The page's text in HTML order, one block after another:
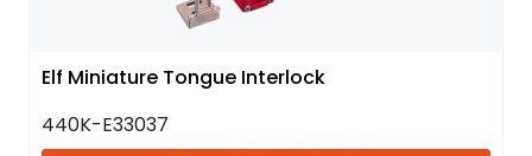
Elf Miniature Tongue Interlock
440K-E33037